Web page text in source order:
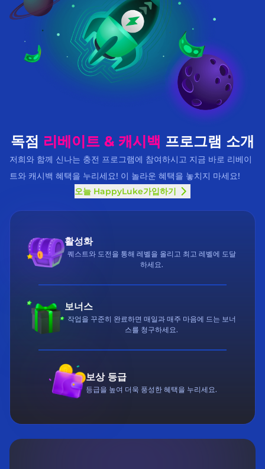
독점 리베이트 & 캐시백 프로그램 소개
저희와 함께 신나는 충전 프로그램에 참여하시고 지금 바로 리베이
트와 캐시백 혜택을 누리세요! 이 놀라운 혜택을 놓치지 마세요!
오늘 HappyLuke가입하기
활성화
퀘스트와 도전을 통해 레벨을 올리고 최고 레벨에 도달
하세요.
보너스
작업을 꾸준히 완료하면 매일과 매주 마음에 드는 보너
스를 청구하세요.
보상 등급
등급을 높여 더욱 풍성한 혜택을 누리세요.